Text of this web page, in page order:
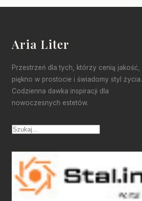
Aria Liter
Przestrzeń dla tych, którzy cenią jakość,
piękno w prostocie i świadomy styl życia.
Codzienna dawka inspiracji dla
nowoczesnych estetów.